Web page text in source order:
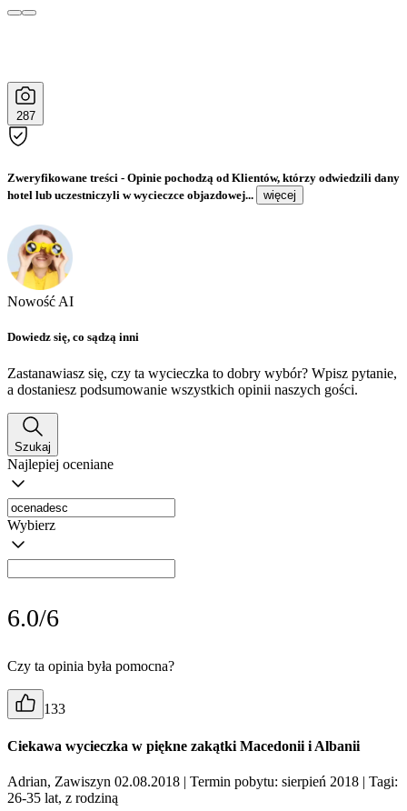
287
Zweryfikowane treści - Opinie pochodzą od Klientów, którzy odwiedzili dany
hotel lub uczestniczyli w wycieczce objazdowej...
więcej
Nowość AI
Dowiedz się, co sądzą inni
Zastanawiasz się, czy ta wycieczka to dobry wybór? Wpisz pytanie,
a dostaniesz podsumowanie wszystkich opinii naszych gości.
Szukaj
Najlepiej oceniane
Wybierz
6.0/6
Czy ta opinia była pomocna?
133
Ciekawa wycieczka w piękne zakątki Macedonii i Albanii
Adrian, Zawiszyn 02.08.2018 | Termin pobytu: sierpień 2018 | Tagi:
26-35 lat, z rodziną